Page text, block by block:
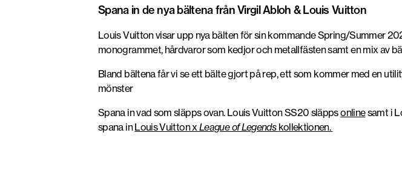
Spana in de nya bältena från Virgil Abloh & Louis Vuitton
Louis Vuitton visar upp nya bälten för sin kommande Spring/Summer
monogrammet, hårdvaror som kedjor och metallfästen samt en mix av
Bland bältena får vi se ett bälte gjort på rep, ett som kommer med en
mönster
Spana in vad som släpps ovan. Louis Vuitton SS20 släppsonlinesamt i
spana inLouis Vuitton xLeague of Legends kollektionen.